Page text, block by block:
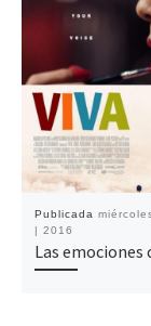
Publicada
| 2016
Las emociones